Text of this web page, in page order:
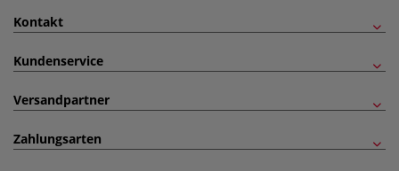
Kontakt
Kundenservice
Versandpartner
Zahlungsarten